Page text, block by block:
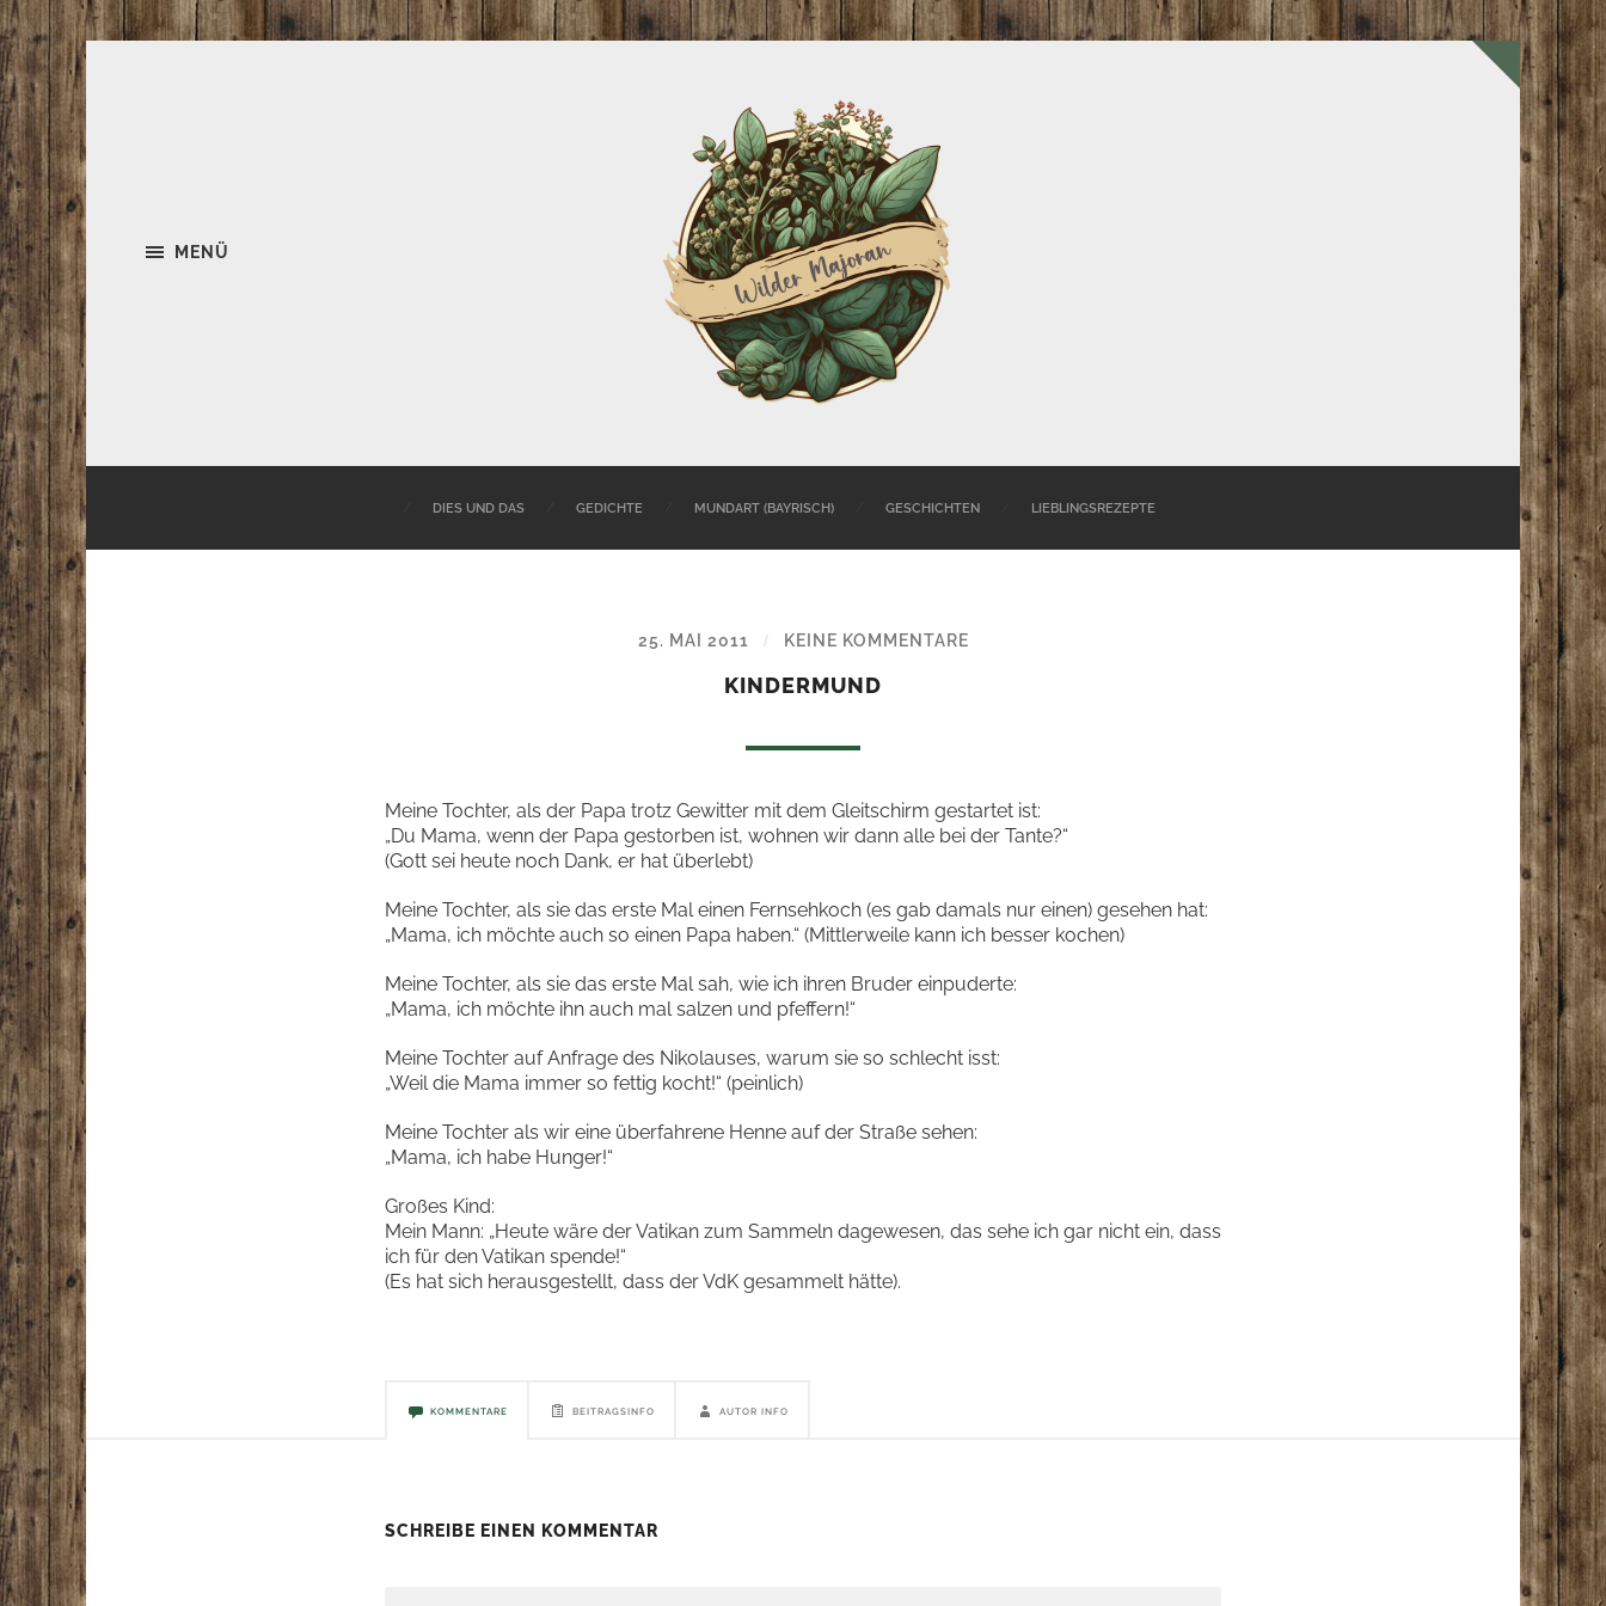
MENÜ
DIES UND DAS GEDICHTE MUNDART (BAYRISCH) GESCHICHTEN LIEBLINGSREZEPTE
25. MAI 2011 / KEINE KOMMENTARE
KINDERMUND
Meine Tochter, als der Papa trotz Gewitter mit dem Gleitschirm gestartet ist:
„Du Mama, wenn der Papa gestorben ist, wohnen wir dann alle bei der Tante?“
(Gott sei heute noch Dank, er hat überlebt)
Meine Tochter, als sie das erste Mal einen Fernsehkoch (es gab damals nur einen) gesehen hat:
„Mama, ich möchte auch so einen Papa haben.“ (Mittlerweile kann ich besser kochen)
Meine Tochter, als sie das erste Mal sah, wie ich ihren Bruder einpuderte:
„Mama, ich möchte ihn auch mal salzen und pfeffern!“
Meine Tochter auf Anfrage des Nikolauses, warum sie so schlecht isst:
„Weil die Mama immer so fettig kocht!“ (peinlich)
Meine Tochter als wir eine überfahrene Henne auf der Straße sehen:
„Mama, ich habe Hunger!“
Großes Kind:
Mein Mann: „Heute wäre der Vatikan zum Sammeln dagewesen, das sehe ich gar nicht ein, dass
ich für den Vatikan spende!“
(Es hat sich herausgestellt, dass der VdK gesammelt hätte).
KOMMENTARE BEITRAGSINFO AUTOR INFO
SCHREIBE EINEN KOMMENTAR